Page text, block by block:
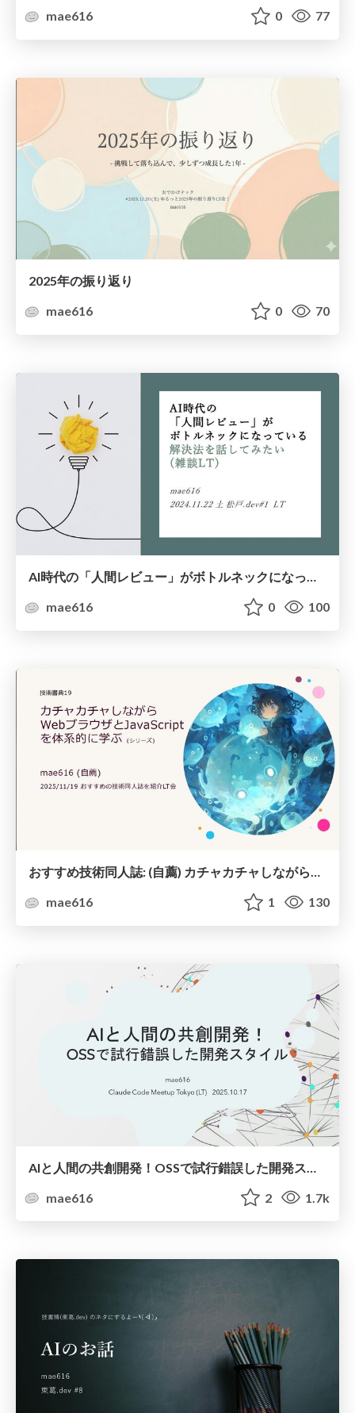
mae616 0 77
2025年の振り返り
mae616
0 70
mae616
0 100
おすすめ技術同人誌: (自薦) カチャカチャしながら WebブラウザとJavaScript を体系的に学ぶ シリーズ
mae616
1 130
mae616
2 1.7k